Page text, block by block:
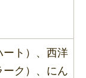
ート）、西洋
ク）、にん